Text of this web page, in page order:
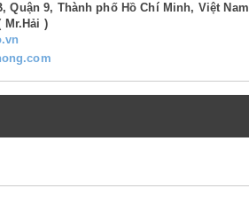
9, Thành phố Hồ Chí Minh, Việt Nam
Mr.Hải )